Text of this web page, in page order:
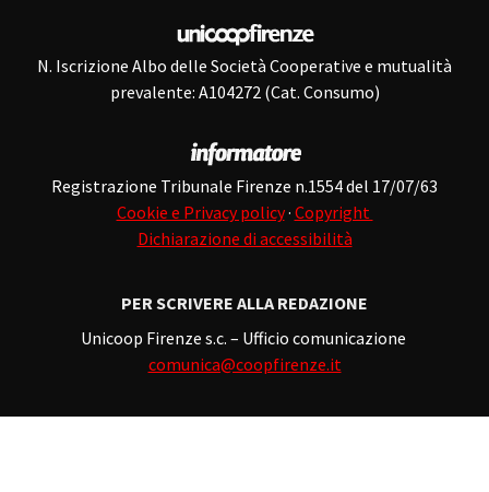
N. Iscrizione Albo delle Società Cooperative e mutualità
prevalente: A104272 (Cat. Consumo)
Registrazione Tribunale Firenze n.1554 del 17/07/63
Cookie e Privacy policy· Copyright
Dichiarazione di accessibilità
PER SCRIVERE ALLA REDAZIONE
Unicoop Firenze s.c. – Ufficio comunicazione
comunica@coopfirenze.it